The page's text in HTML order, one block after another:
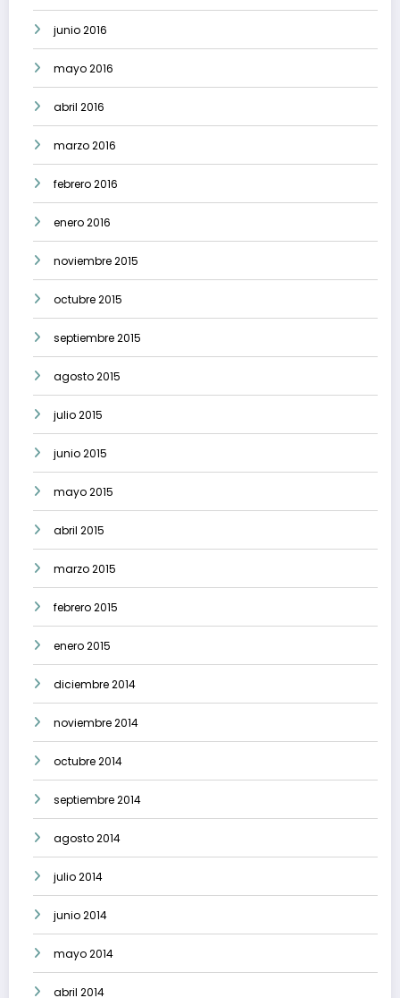
junio 2016
mayo 2016
abril 2016
marzo 2016
febrero 2016
enero 2016
noviembre 2015
octubre 2015
septiembre 2015
agosto 2015
julio 2015
junio 2015
mayo 2015
abril 2015
marzo 2015
febrero 2015
enero 2015
diciembre 2014
noviembre 2014
octubre 2014
septiembre 2014
agosto 2014
julio 2014
junio 2014
mayo 2014
abril 2014